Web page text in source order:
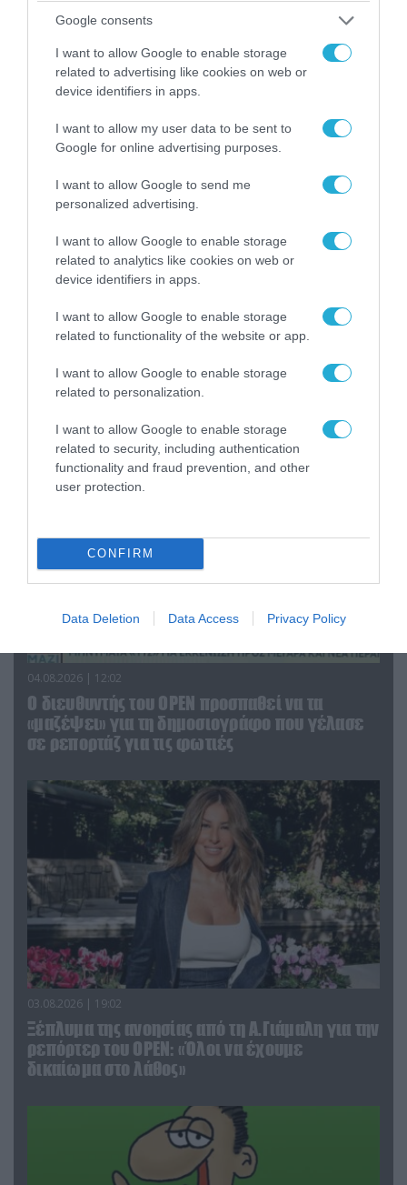
Google consents
I want to allow Google to enable storage
related to advertising like cookies on web or
device identifiers in apps.
I want to allow my user data to be sent to
Google for online advertising purposes.
I want to allow Google to send me
personalized advertising.
I want to allow Google to enable storage
related to analytics like cookies on web or
device identifiers in apps.
I want to allow Google to enable storage
related to functionality of the website or app.
I want to allow Google to enable storage
related to personalization.
I want to allow Google to enable storage
related to security, including authentication
functionality and fraud prevention, and other
user protection.
CONFIRM
Data Deletion Data Access Privacy Policy
04.08.2026 | 15:02
Αυτή την ώρα το τελευταίο «αντίο» στον πρώην
υπουργό Ι.Βαρβιτσιώτη (φωτο)
Η ανακοίνωση του Πανελλήνιου Σωματείου
Πυροσβεστών για την δημοσιογράφο του OPEN
04.08.2026 | 12:02
O διευθυντής του OPEN προσπαθεί να τα
«μαζέψει» για τη δημοσιογράφο που γέλασε
σε ρεπορτάζ για τις φωτιές
03.08.2026 | 19:02
Ξέπλυμα της ανοησίας από τη Α.Γιάμαλη για την
ρεπόρτερ του ΟΡΕΝ: «Όλοι να έχουμε
δικαίωμα στο λάθος»